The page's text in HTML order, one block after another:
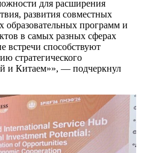
для расширения
развития совместных
образовательных программ и
в самых разных сферах
встречи способствуют
стратегического
и Китаем»», — подчеркнул